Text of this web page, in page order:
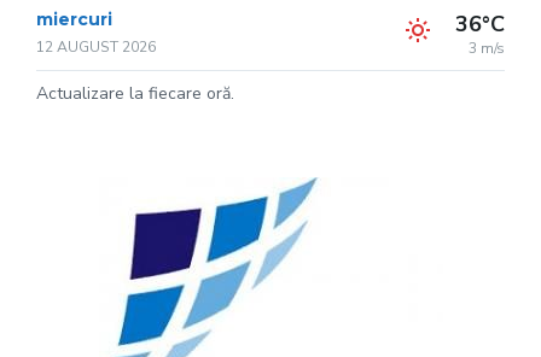
miercuri
12 AUGUST 2026
36°C
3 m/s
Actualizare la fiecare oră.